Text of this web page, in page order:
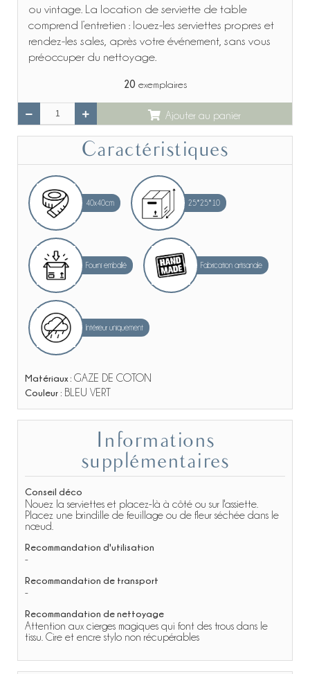
ou vintage. La location de serviette de table
comprend l’entretien : louez-les serviettes propres et
rendez-les sales, après votre événement, sans vous
préoccuper du nettoyage.
20 exemplaires
Ajouter au panier
Caractéristiques
40x40cm 25*25*10
Fourni emballé Fabrication artisanale
Intérieur uniquement
Matériaux : GAZE DE COTON
Couleur : BLEU VERT
supplémentaires
Conseil déco
Nouez la serviettes et placez-là à côté ou sur l'assiette.
Placez une brindille de feuillage ou de fleur séchée dans le
nœud.
Recommandation d'utilisation
-
Recommandation de transport
-
Recommandation de nettoyage
Attention aux cierges magiques qui font des trous dans le
tissu. Cire et encre stylo non récupérables